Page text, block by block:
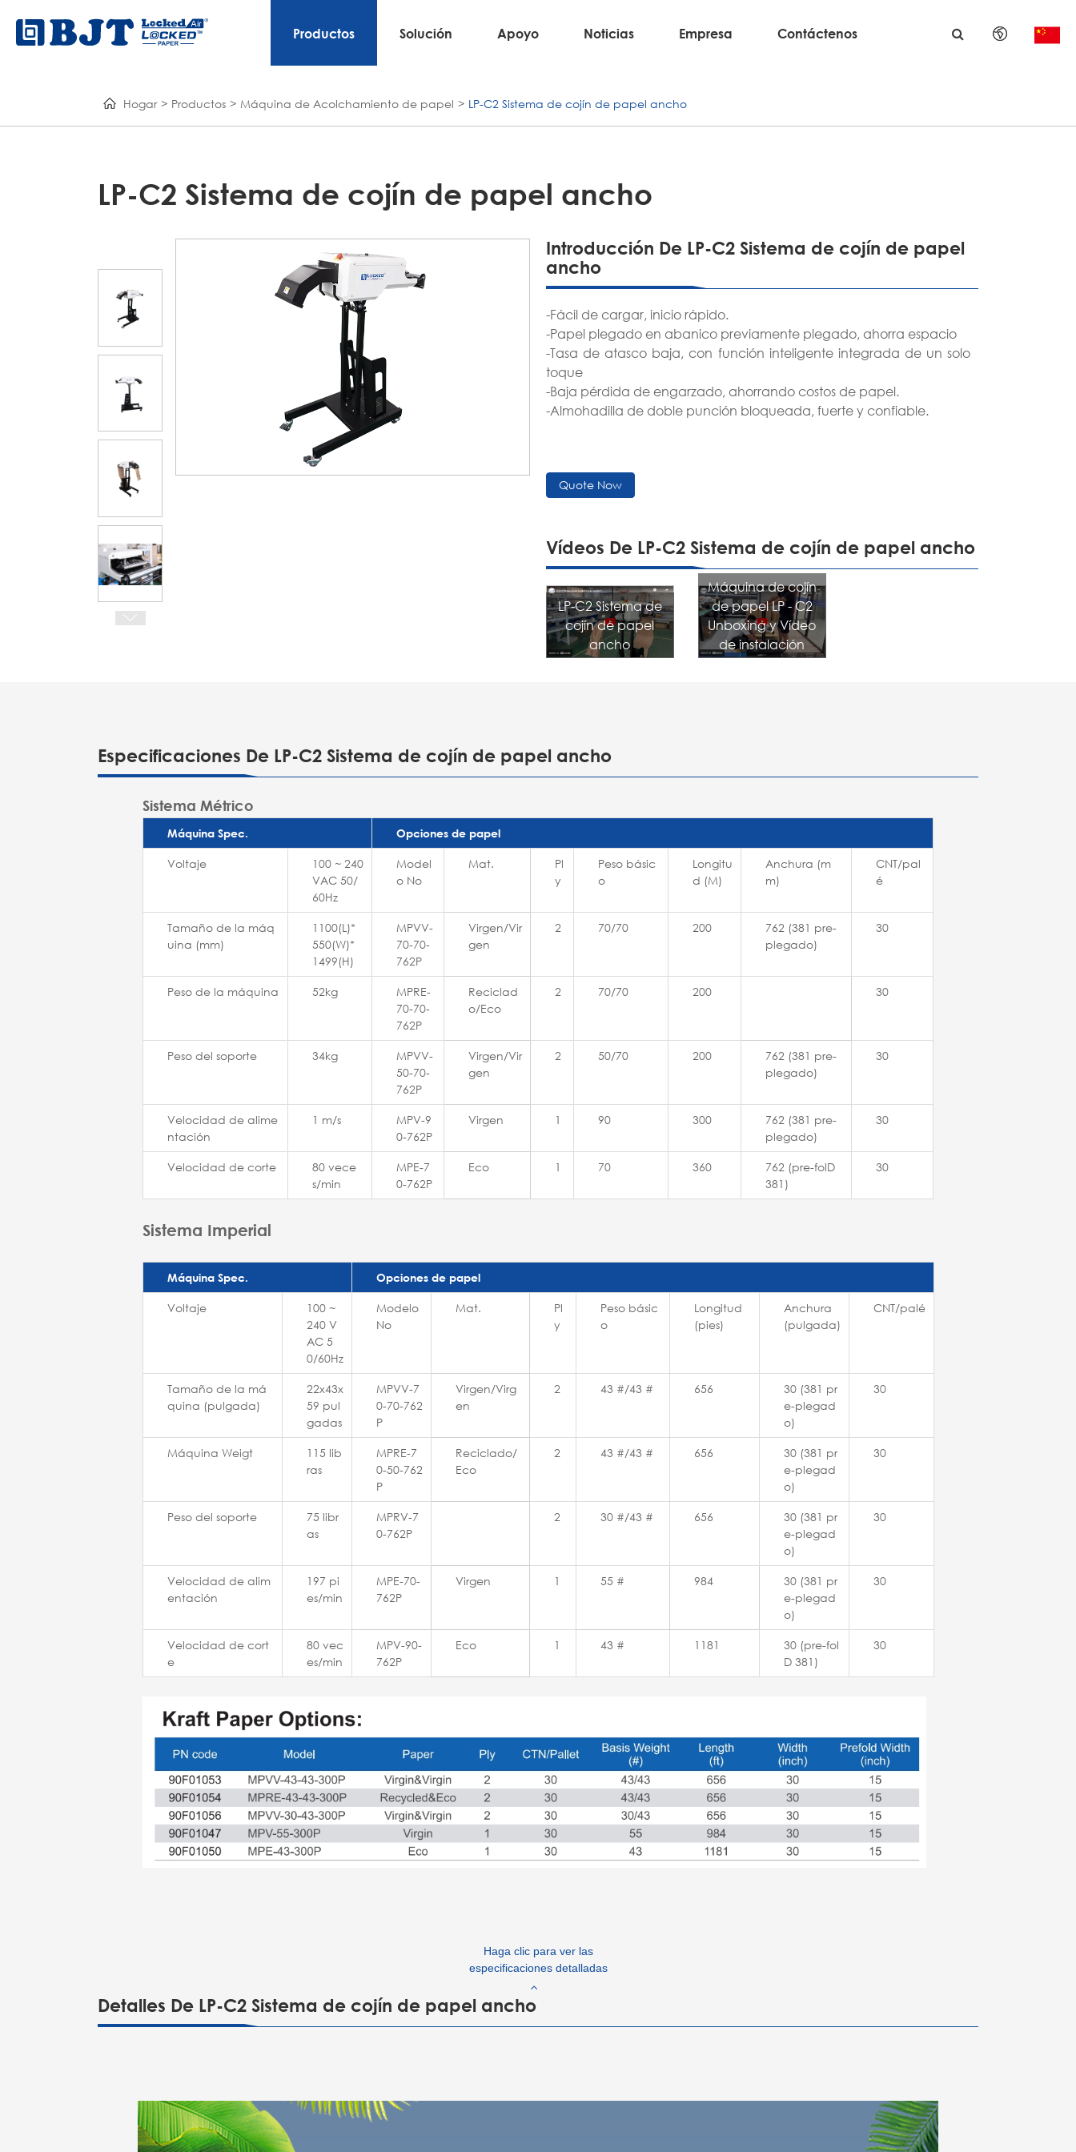
Productos Solución Apoyo Noticias Empresa Contáctenos
Español
русский
ไทย
Hogar Productos Máquina de Acolchamiento de papel LP-C2 Sistema de cojín de papel ancho
LP-C2 Sistema de cojín de papel ancho
Introducción De LP-C2 Sistema de cojín de papel
ancho
-Fácil de cargar, inicio rápido.
-Papel plegado en abanico previamente plegado, ahorra espacio
-Tasa de atasco baja, con función inteligente integrada de un solo
toque
-Baja pérdida de engarzado, ahorrando costos de papel.
-Almohadilla de doble punción bloqueada, fuerte y confiable.
Quote Now
Vídeos De LP-C2 Sistema de cojín de papel ancho
LP-C2 Sistema de
cojín de papel
ancho
Máquina de cojín
de papel LP - C2
Unboxing y Vídeo
de instalación
Especificaciones De LP-C2 Sistema de cojín de papel ancho
Sistema Métrico
Máquina Spec. Opciones de papel
Voltaje
100 ~ 240
VAC 50/
60Hz
Model
o No
Mat.
Pl
y
Peso básic
o
Longitu
d (M)
Anchura (m
m)
CNT/pal
é
Tamaño de la máq
uina (mm)
1100(L)*
550(W)*
1499(H)
MPVV-
70-70-
762P
Virgen/Vir
gen
2 70/70 200
762 (381 pre-
plegado)
30
Peso de la máquina 52kg
MPRE-
70-70-
762P
Reciclad
o/Eco
2 70/70 200 30
Peso del soporte 34kg
MPVV-
50-70-
762P
Virgen/Vir
gen
2 50/70 200
762 (381 pre-
plegado)
30
Velocidad de alime
ntación
1 m/s
MPV-9
0-762P
Virgen 1 90 300
762 (381 pre-
plegado)
30
Velocidad de corte
80 vece
s/min
MPE-7
0-762P
Eco 1 70 360 762 (pre-folD
381)
30
Sistema Imperial
Máquina Spec. Opciones de papel
Voltaje
100 ~
240 V
AC 5
0/60Hz
Modelo
No
Mat.
Pl
y
Peso básic
o
Longitud
(pies)
Anchura
(pulgada)
CNT/palé
Tamaño de la má
quina (pulgada)
22x43x
59 pul
gadas
MPVV-7
0-70-762
P
Virgen/Virg
en
2 43 #/43 # 656
30 (381 pr
e-plegad
o)
30
Máquina Weigt
115 lib
ras
MPRE-7
0-50-762
P
Reciclado/
Eco
2 43 #/43 # 656
30 (381 pr
e-plegad
o)
30
Peso del soporte
75 libr
as
MPRV-7
0-762P
2 30 #/43 # 656
30 (381 pr
e-plegad
o)
30
Velocidad de alim
entación
197 pi
es/min
MPE-70-
762P
Virgen 1 55 # 984
30 (381 pr
e-plegad
o)
30
Velocidad de cort
e
80 vec
es/min
MPV-90-
762P
Eco 1 43 # 1181
30 (pre-fol
D 381)
30
Haga clic para ver las
especificaciones detalladas
Detalles De LP-C2 Sistema de cojín de papel ancho